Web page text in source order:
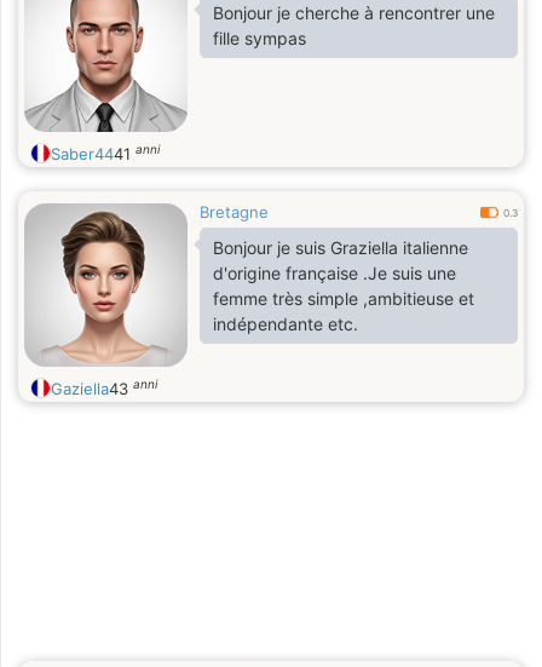
Bonjour je cherche à rencontrer une
fille sympas
Saber4441 anni
Bretagne 0.3
Bonjour je suis Graziella italienne
d'origine française .Je suis une
femme très simple ,ambitieuse et
indépendante etc.
Gaziella43 anni